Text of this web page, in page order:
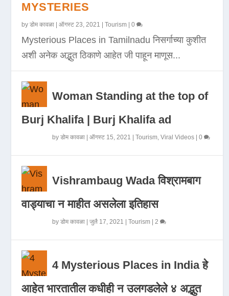
MYSTERIES
byडोम कावळा |ऑगस्ट 23, 2021 |Tourism |0
Mysterious Places in Tamilnadu निसर्गाच्या कुशीत
अशी अनेक अद्भुत ठिकाणे आहेत जी पाहून माणूस...
Woman Standing at the top of
Burj Khalifa | Burj Khalifa ad
byडोम कावळा |ऑगस्ट 15, 2021 |Tourism,Viral Videos |0
Vishrambaug Wada विश्रामबाग
वाड्याचा न माहीत असलेला इतिहास
byडोम कावळा |जुलै 17, 2021 |Tourism |2
4 Mysterious Places in India हे
आहेत भारतातील कधीही न उलगडलेले ४ अद्भुत